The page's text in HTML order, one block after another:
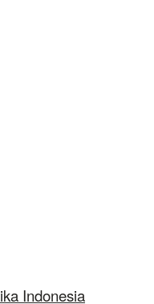
Indonesia